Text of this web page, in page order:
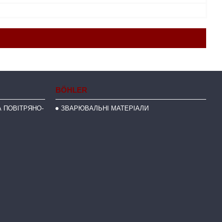
ПОВІТРЯНО-
BÖHLER
ЗВАРЮВАЛЬНІ МАТЕРІАЛИ